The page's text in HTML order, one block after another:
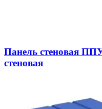
Панель стеновая
стеновая